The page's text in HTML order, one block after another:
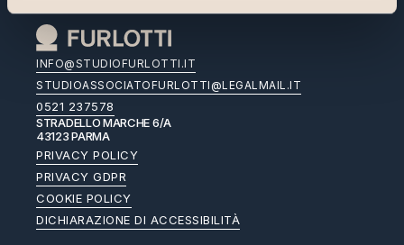
INFO@STUDIOFURLOTTI.IT
STUDIOASSOCIATOFURLOTTI@LEGALMAIL.IT
0521 237578
STRADELLO MARCHE 6/A
43123 PARMA
PRIVACY POLICY
PRIVACY GDPR
COOKIE POLICY
DICHIARAZIONE DI ACCESSIBILITÀ